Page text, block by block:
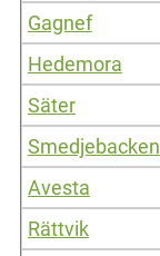
Gagnef
Hedemora
Säter
Smedjebacken
Avesta
Rättvik